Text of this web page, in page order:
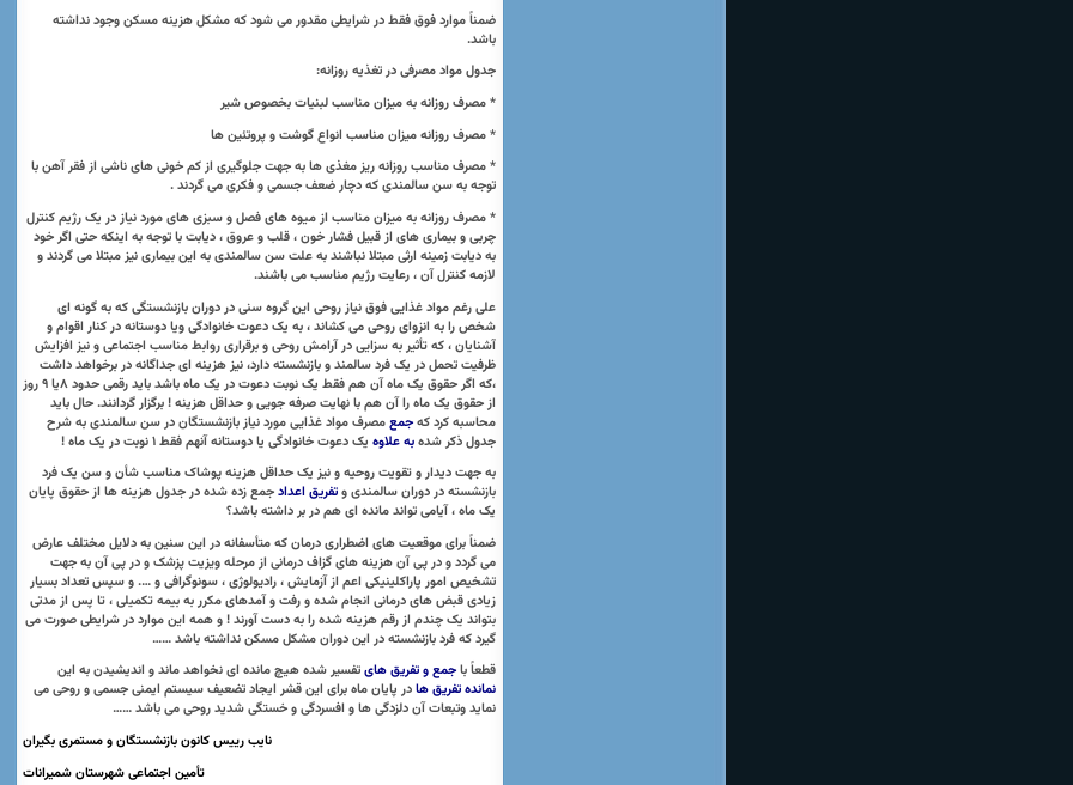
ضمناً موارد فوق فقط در شرایطی مقدور می شود که مشکل هزینه مسکن وجود نداشته
باشد.
جدول مواد مصرفی در تغذیه روزانه:
* مصرف روزانه به میزان مناسب لبنیات بخصوص شیر
* مصرف روزانه میزان مناسب انواع گوشت و پروتئین ها
* مصرف مناسب روزانه ریز مغذی ها به جهت جلوگیری از کم خونی های ناشی از فقر آهن با
توجه به سن سالمندی که دچار ضعف جسمی و فکری می گردند .
* مصرف روزانه به میزان مناسب از میوه های فصل و سبزی های مورد نیاز در یک رژیم کنترل
چربی و بیماری های از قبیل فشار خون ، قلب و عروق ، دیابت با توجه به اینکه حتی اگر خود
به دیابت زمینه ارثی مبتلا نباشند به علت سن سالمندی به این بیماری نیز مبتلا می گردند و
لازمه کنترل آن ، رعایت رژیم مناسب می باشند.
علی رغم مواد غذایی فوق نیاز روحی این گروه سنی در دوران بازنشستگی که به گونه ای
شخص را به انزوای روحی می کشاند ، به یک دعوت خانوادگیویادوستانه در کنار اقوام و
آشنایان ، که تأثیر به سزایی در آرامش روحی و برقراری روابط مناسب اجتماعی و نیز افزایش
ظرفیت تحمل در یک فرد سالمند و بازنشسته دارد، نیز هزینه ای جداگانه در برخواهد داشت
،که اگر حقوق یک ماه آن هم فقط یک نوبت دعوت در یک ماه باشد باید رقمی حدود۸یا۹روز
از حقوق یک ماه را آن هم با نهایت صرفه جویی و حداقل هزینه ! برگزار گردانند. حال باید
محاسبه کرد کهجمعمصرف مواد غذایی مورد نیاز بازنشستگان در سن سالمندی به شرح
جدول ذکر شدهبه علاوه یک دعوت خانوادگی یا دوستانه آنهم فقط۱نوبت در یک ماه !
به جهت دیدار و تقویت روحیه و نیز یک حداقل هزینه پوشاک مناسب شأن و سن یک فرد
بازنشسته در دوران سالمندی وتفریق اعدادجمع زده شده در جدول هزینه ها از حقوق پایان
یک ماه ، آیامی تواند مانده ای هم در بر داشته باشد؟
ضمناً برای موقعیت های اضطراری درمان که متأسفانه در این سنین به دلایل مختلف عارض
می گردد و در پی آن هزینه های گزاف درمانی از مرحله ویزیت پزشک و در پی آن به جهت
تشخیص امور پاراکلینیکی اعم از آزمایش ، رادیولوژی ، سونوگرافی و …. و سپس تعداد بسیار
زیادی قبض های درمانی انجام شده و رفت و آمدهای مکرر به بیمه تکمیلی ، تا پس از مدتی
بتواند یک چندم از رقم هزینه شده را به دست آورند ! و همه این موارد در شرایطی صورت می
گیرد که فرد بازنشسته در این دوران مشکل مسکن نداشته باشد ……
قطعاًباجمع و تفریق هایتفسیر شده هیچ مانده ای نخواهد ماند و اندیشیدن به این
نماندهتفریق هادر پایان ماه برای این قشر ایجاد تضعیف سیستم ایمنی جسمی و روحی می
نماید وتبعات آن دلزدگی ها و افسردگی و خستگی شدید روحی می باشد ……
نایب رییس کانون بازنشستگان و مستمری بگیران
تأمین اجتماعی شهرستان شمیرانات